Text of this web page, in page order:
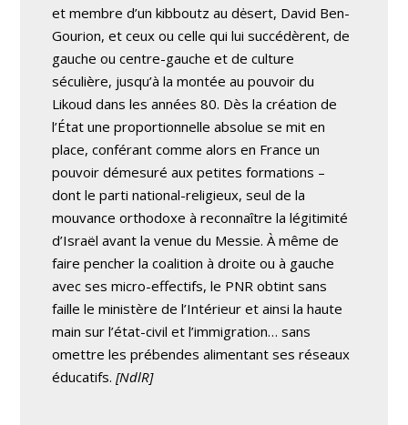
et membre d’un kibboutz au dėsert, David Ben-
Gourion, et ceux ou celle qui lui succédèrent, de
gauche ou centre-gauche et de culture
séculière, jusqu’à la montée au pouvoir du
Likoud dans les années 80. Dès la création de
l’État une proportionnelle absolue se mit en
place, conférant comme alors en France un
pouvoir démesuré aux petites formations –
dont le parti national-religieux, seul de la
mouvance orthodoxe à reconnaître la légitimité
d’Israël avant la venue du Messie. À même de
faire pencher la coalition à droite ou à gauche
avec ses micro-effectifs, le PNR obtint sans
faille le ministère de l’Intérieur et ainsi la haute
main sur l’état-civil et l’immigration… sans
omettre les prébendes alimentant ses réseaux
éducatifs.[NdlR]